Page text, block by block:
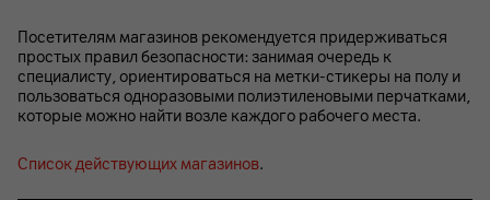
Посетителям магазинов рекомендуется придерживаться
простых правил безопасности: занимая очередь к
специалисту, ориентироваться на метки-стикеры на полу и
пользоваться одноразовыми полиэтиленовыми перчатками,
которые можно найти возле каждого рабочего места.
Список действующих магазинов.